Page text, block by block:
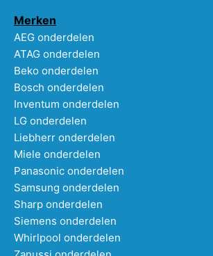
Merken
AEG onderdelen
ATAG onderdelen
Beko onderdelen
Bosch onderdelen
Inventum onderdelen
LG onderdelen
Liebherr onderdelen
Miele onderdelen
Panasonic onderdelen
Samsung onderdelen
Sharp onderdelen
Siemens onderdelen
Whirlpool onderdelen